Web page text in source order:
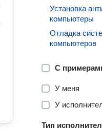
Установка
компьютеры
Отладка
компьютеров
С
У меня
У
Тип